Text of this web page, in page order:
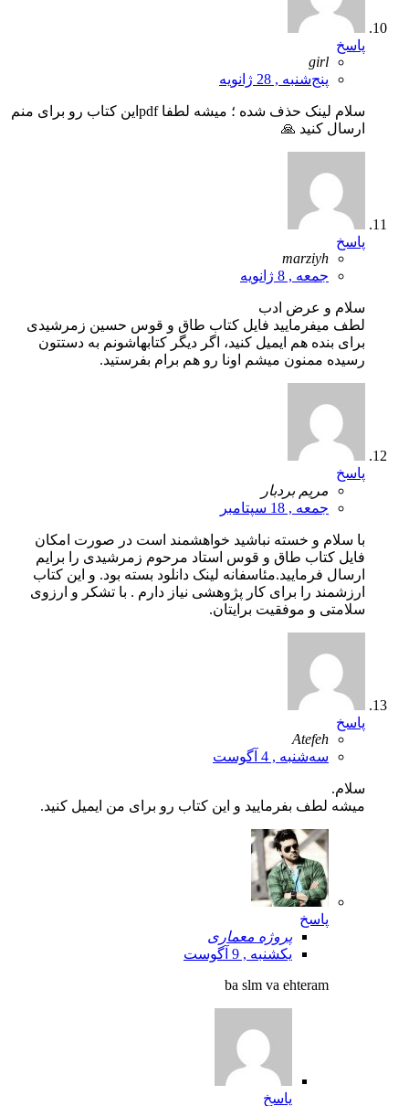
پاسخ
girl
پنج‌شنبه , 28 ژانویه
سلام لینک حذف شده ؛ میشه لطفا pdfاین کتاب رو برای منم
ارسال کنید 🙏
پاسخ
marziyh
جمعه , 8 ژانویه
سلام و عرض ادب
لطف میفرمایید فایل کتاب طاق و قوس حسین زمرشیدی
برای بنده هم ایمیل کنید، اگر دیگر کتابهاشونم به دستتون
رسیده ممنون میشم اونا رو هم برام بفرستید.
پاسخ
مریم بردبار
جمعه , 18 سپتامبر
با سلام و خسته نباشید خواهشمند است در صورت امکان
فایل کتاب طاق و قوس استاد مرحوم زمرشیدی را برایم
ارسال فرمایید.مئاسفانه لینک دانلود بسته بود. و این کتاب
ارزشمند را برای کار پژوهشی نیاز دارم . با تشکر و ارزوی
سلامتی و موفقیت برایتان.
پاسخ
Atefeh
سه‌شنبه , 4 آگوست
سلام.
میشه لطف بفرمایید و این کتاب رو برای من ایمیل کنید.
پاسخ
پروژه معماری
یکشنبه , 9 آگوست
ba slm va ehteram
پاسخ